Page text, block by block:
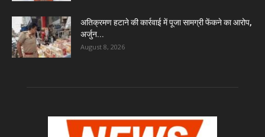
अतिक्रमण हटाने की कार्रवाई में पूजा सामग्री फेंकने का आरोप,
अर्जुन...
August 8, 2026